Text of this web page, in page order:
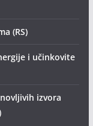
(RS)
i učinkovite
izvora